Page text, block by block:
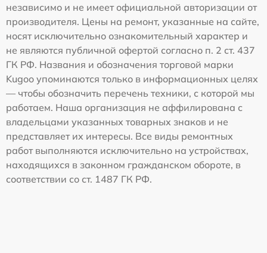
независимо и не имеет официальной авторизации от
производителя. Цены на ремонт, указанные на сайте,
носят исключительно ознакомительный характер и
не являются публичной офертой согласно п. 2 ст. 437
ГК РФ. Названия и обозначения торговой марки
Kugoo упоминаются только в информационных целях
— чтобы обозначить перечень техники, с которой мы
работаем. Наша организация не аффилирована с
владельцами указанных товарных знаков и не
представляет их интересы. Все виды ремонтных
работ выполняются исключительно на устройствах,
находящихся в законном гражданском обороте, в
соответствии со ст. 1487 ГК РФ.